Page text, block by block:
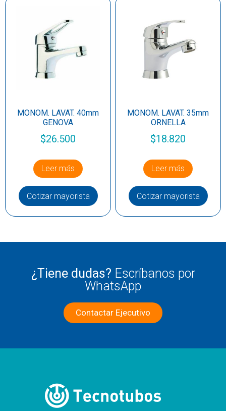
MONOM. LAVAT. 40mm
GENOVA
$26.500
Leer más
Cotizar mayorista
MONOM. LAVAT. 35mm
ORNELLA
$18.820
Leer más
Cotizar mayorista
¿Tiene dudas? Escríbanos por
WhatsApp
Contactar Ejecutivo